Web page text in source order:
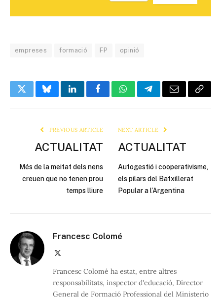
empreses formació FP opinió
TwitterBlueskyLinkedInFacebookWhatsAppTelegramEmail Copy
PREVIOUS ARTICLE
ACTUALITAT
Més de la meitat dels nens
creuen que no tenen prou
temps lliure
NEXT ARTICLE
ACTUALITAT
Autogestió i cooperativisme,
els pilars del Batxillerat
Popular a l’Argentina
Francesc Colomé
Francesc Colomé ha estat, entre altres
responsabilitats, inspector d'educació, Director
General de Formació Professional del Ministerio